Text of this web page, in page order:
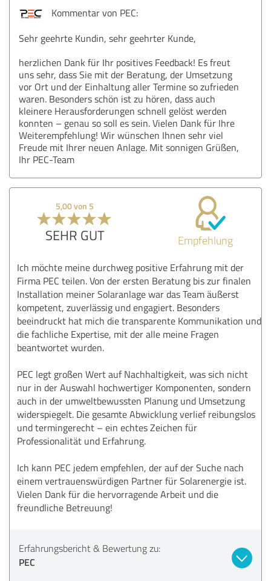
Kommentar von PEC:
Sehr geehrte Kundin, sehr geehrter Kunde,
herzlichen Dank für Ihr positives Feedback! Es freut
uns sehr, dass Sie mit der Beratung, der Umsetzung
vor Ort und der Einhaltung aller Termine so zufrieden
waren. Besonders schön ist zu hören, dass auch
kleinere Herausforderungen schnell gelöst werden
konnten – genau so soll es sein. Vielen Dank für Ihre
Weiterempfehlung! Wir wünschen Ihnen sehr viel
Freude mit Ihrer neuen Anlage. Mit sonnigen Grüßen,
Ihr PEC-Team
5,00 von 5
SEHR GUT Empfehlung
Ich möchte meine durchweg positive Erfahrung mit der
Firma PEC teilen. Von der ersten Beratung bis zur finalen
Installation meiner Solaranlage war das Team äußerst
kompetent, zuverlässig und engagiert. Besonders
beeindruckt hat mich die transparente Kommunikation und
die fachliche Expertise, mit der alle meine Fragen
beantwortet wurden.
PEC legt großen Wert auf Nachhaltigkeit, was sich nicht
nur in der Auswahl hochwertiger Komponenten, sondern
auch in der umweltbewussten Planung und Umsetzung
widerspiegelt. Die gesamte Abwicklung verlief reibungslos
und termingerecht – ein echtes Zeichen für
Professionalität und Erfahrung.
Ich kann PEC jedem empfehlen, der auf der Suche nach
einem vertrauenswürdigen Partner für Solarenergie ist.
Vielen Dank für die hervorragende Arbeit und die
freundliche Betreuung!
Erfahrungsbericht & Bewertung zu:
PEC